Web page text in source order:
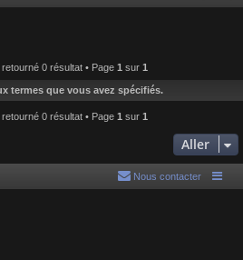
h
e
0 résultat • Page 1 sur 1
termes que vous avez spécifiés.
0 résultat • Page 1 sur 1
Aller
Nous contacter